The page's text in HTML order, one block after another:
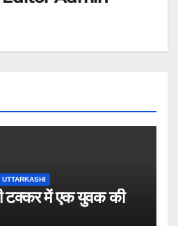
UTTARKASHI
टक्कर में एक युवक की